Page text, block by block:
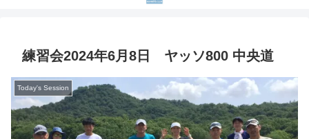
練習会2024年6月8日 ヤッソ800 中央道
Today's Session